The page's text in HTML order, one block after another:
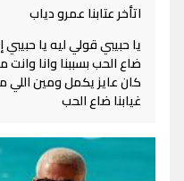
اتأخر عتابنا عمرو دياب
يا حبيبي قولي ليه يا حبيبي
ضاع الحب بسببنا وانا
كان عايز يكمل ومين اللي
غيابنا ضاع الحب